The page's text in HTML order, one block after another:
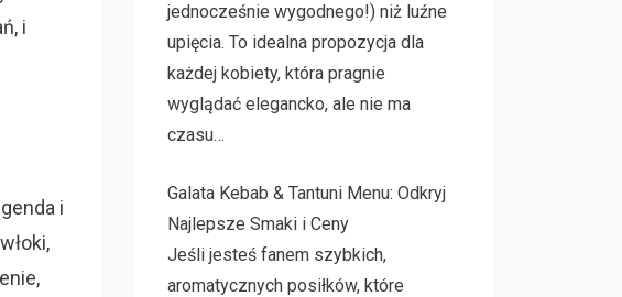
i
i
jednocześnie wygodnego!) niż luźne
upięcia. To idealna propozycja dla
każdej kobiety, która pragnie
wyglądać elegancko, ale nie ma
czasu…
Galata Kebab & Tantuni Menu: Odkryj
Najlepsze Smaki i Ceny
Jeśli jesteś fanem szybkich,
aromatycznych posiłków, które